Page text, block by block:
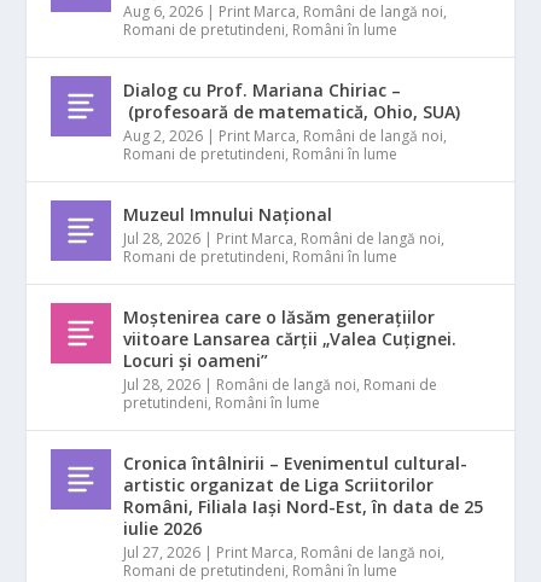
Aug 6, 2026 | Print Marca, Români de langă noi,
Romani de pretutindeni, Români în lume
Dialog cu Prof. Mariana Chiriac –
(profesoară de matematică, Ohio, SUA)
Aug 2, 2026 | Print Marca, Români de langă noi,
Romani de pretutindeni, Români în lume
Muzeul Imnului Național
Jul 28, 2026 | Print Marca, Români de langă noi,
Romani de pretutindeni, Români în lume
Moștenirea care o lăsăm generațiilor
viitoare Lansarea cărții „Valea Cuțignei.
Locuri și oameni”
Jul 28, 2026 | Români de langă noi, Romani de
pretutindeni, Români în lume
Cronica întâlnirii – Evenimentul cultural-
artistic organizat de Liga Scriitorilor
Români, Filiala Iași Nord-Est, în data de 25
iulie 2026
Jul 27, 2026 | Print Marca, Români de langă noi,
Romani de pretutindeni, Români în lume